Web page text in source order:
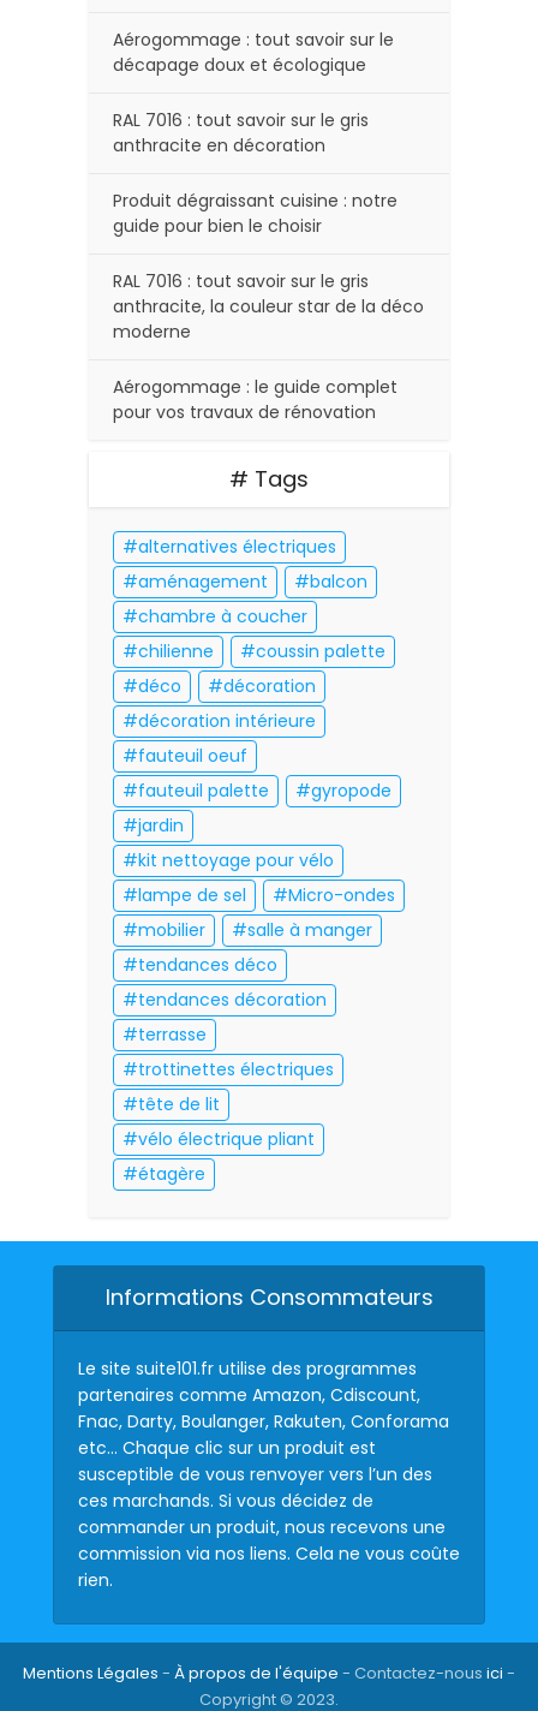
Aérogommage : tout savoir sur le
décapage doux et écologique
RAL 7016 : tout savoir sur le gris
anthracite en décoration
Produit dégraissant cuisine : notre
guide pour bien le choisir
RAL 7016 : tout savoir sur le gris
anthracite, la couleur star de la déco
moderne
Aérogommage : le guide complet
pour vos travaux de rénovation
# Tags
alternatives électriques
aménagement
balcon
chambre à coucher
chilienne
coussin palette
déco
décoration
décoration intérieure
fauteuil oeuf
fauteuil palette
gyropode
jardin
kit nettoyage pour vélo
lampe de sel
Micro-ondes
mobilier
salle à manger
tendances déco
tendances décoration
terrasse
trottinettes électriques
tête de lit
vélo électrique pliant
étagère
Informations Consommateurs
Le site suite101.fr utilise des programmes
partenaires comme Amazon, Cdiscount,
Fnac, Darty, Boulanger, Rakuten, Conforama
etc… Chaque clic sur un produit est
susceptible de vous renvoyer vers l’un des
ces marchands. Si vous décidez de
commander un produit, nous recevons une
commission via nos liens. Cela ne vous coûte
rien.
Mentions Légales - À propos de l'équipe - Contactez-nous ici -
Copyright © 2023.